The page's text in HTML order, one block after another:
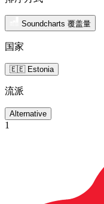
Soundcharts 覆盖量
国家
🇪🇪 Estonia
流派
Alternative
1